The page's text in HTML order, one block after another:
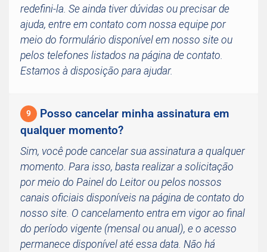
redefini-la. Se ainda tiver dúvidas ou precisar de
ajuda, entre em contato com nossa equipe por
meio do formulário disponível em nosso site ou
pelos telefones listados na página de contato.
Estamos à disposição para ajudar.
9
Posso cancelar minha assinatura em
qualquer momento?
Sim, você pode cancelar sua assinatura a qualquer
momento. Para isso, basta realizar a solicitação
por meio do Painel do Leitor ou pelos nossos
canais oficiais disponíveis na página de contato do
nosso site. O cancelamento entra em vigor ao final
do período vigente (mensal ou anual), e o acesso
permanece disponível até essa data. Não há